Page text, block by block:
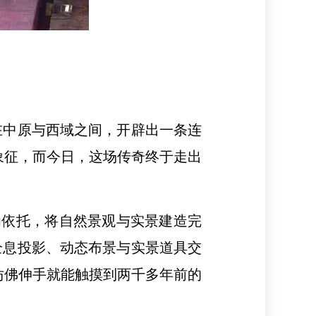
原与西域之间，开辟出一条连
，而今日，这场传奇终于走出
托，将自然景观与实景建造完
投影、动态布景与实景道具交
伸手就能触摸到两千多年前的